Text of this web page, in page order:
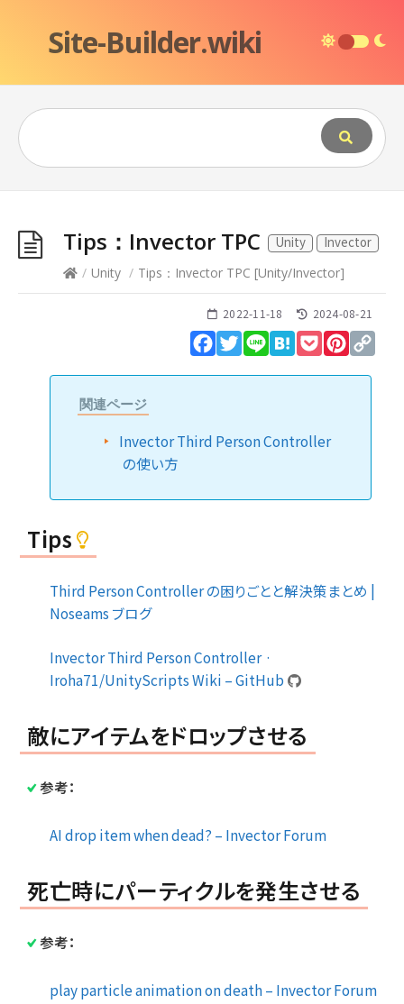
Site-Builder.wiki
Tips：Invector TPC Unity
Invector
/ Unity / Tips：Invector TPC [Unity/Invector]
2022-11-18 2024-08-21
Facebook
Twitter
Line HatenaPocket
関連ページ
Invector Third Person Controller
の使い方
Tips
Third Person Controller の困りごとと解決策まとめ |
Noseams ブログ
Invector Third Person Controller ·
Iroha71/UnityScripts Wiki – GitHub
敵にアイテムをドロップさせる
参考：
AI drop item when dead? – Invector Forum
死亡時にパーティクルを発生させる
参考：
play particle animation on death – Invector Forum